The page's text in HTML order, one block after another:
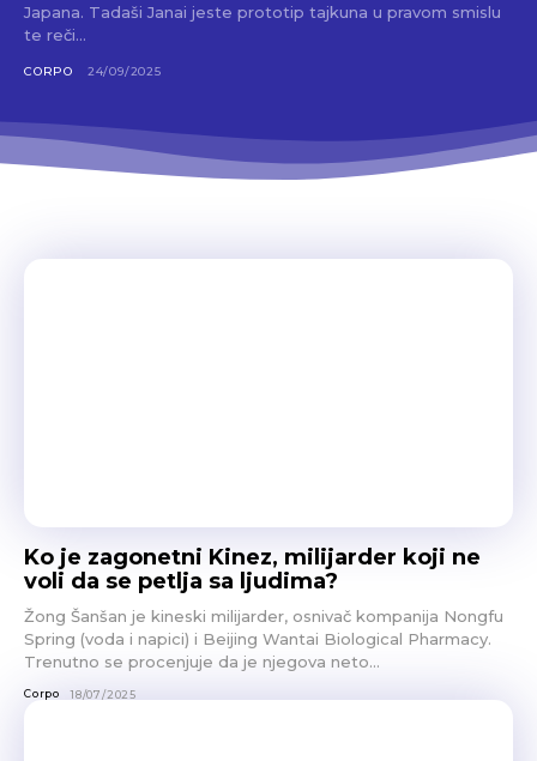
Japana. Tadaši Janai jeste prototip tajkuna u pravom smislu
te reči...
CORPO 24/09/2025
Ko je zagonetni Kinez, milijarder koji ne
voli da se petlja sa ljudima?
Žong Šanšan je kineski milijarder, osnivač kompanija Nongfu
Spring (voda i napici) i Beijing Wantai Biological Pharmacy.
Trenutno se procenjuje da je njegova neto...
Corpo 18/07/2025